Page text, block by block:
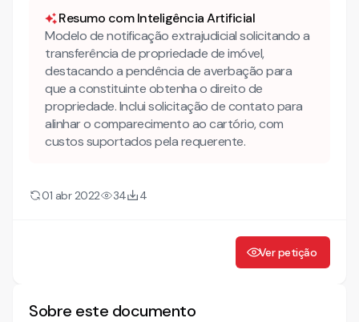
Resumo com Inteligência Artificial
Modelo de notificação extrajudicial solicitando a
transferência de propriedade de imóvel,
destacando a pendência de averbação para
que a constituinte obtenha o direito de
propriedade. Inclui solicitação de contato para
alinhar o comparecimento ao cartório, com
custos suportados pela requerente.
01 abr 2022 34 4
Ver petição
Sobre este documento